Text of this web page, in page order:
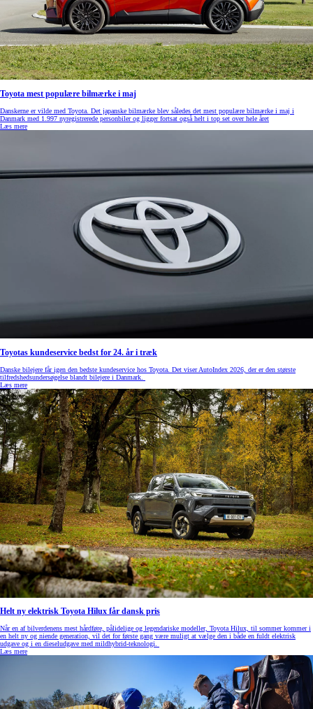
Toyota mest populære bilmærke i maj
Danskerne er vilde med Toyota. Det japanske bilmærke blev således det mest populære bilmærke i maj i
Danmark med 1.997 nyregistrerede personbiler og ligger fortsat også helt i top set over hele året
Læs mere
Toyotas kundeservice bedst for 24. år i træk
Danske bilejere får igen den bedste kundeservice hos Toyota. Det viser AutoIndex 2026, der er den største
tilfredshedsundersøgelse blandt bilejere i Danmark.
Læs mere
Helt ny elektrisk Toyota Hilux får dansk pris
Når en af bilverdenens mest hårdføre, pålidelige og legendariske modeller, Toyota Hilux, til sommer kommer i
en helt ny og niende generation, vil det for første gang være muligt at vælge den i både en fuldt elektrisk
udgave og i en dieseludgave med mildhybrid-teknologi.
Læs mere